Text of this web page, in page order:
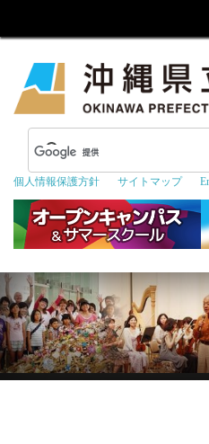
個人情報保護方針 サイトマップ